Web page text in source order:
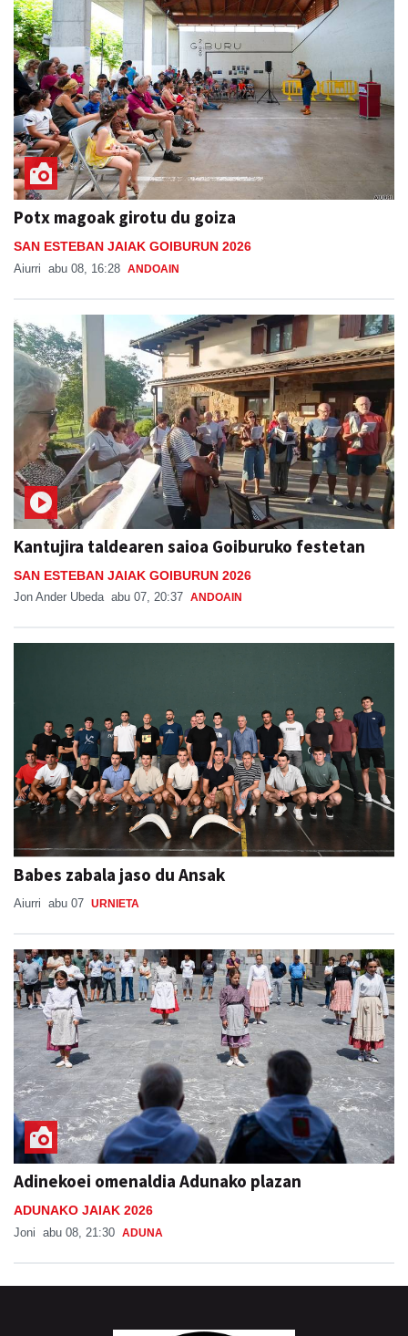
Potx magoak girotu du goiza
SAN ESTEBAN JAIAK GOIBURUN 2026
Aiurri abu 08, 16:28 ANDOAIN
Kantujira taldearen saioa Goiburuko festetan
SAN ESTEBAN JAIAK GOIBURUN 2026
Jon Ander Ubeda abu 07, 20:37 ANDOAIN
Babes zabala jaso du Ansak
Aiurri abu 07 URNIETA
Adinekoei omenaldia Adunako plazan
ADUNAKO JAIAK 2026
Joni abu 08, 21:30 ADUNA